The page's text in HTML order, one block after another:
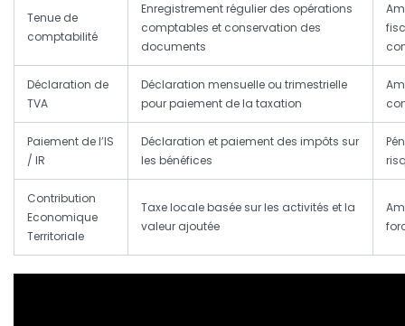
Tenue de
comptabilité
Enregistrement régulier des opérations
comptables et conservation des
documents
Déclaration de
TVA
Déclaration mensuelle ou trimestrielle
pour paiement de la taxation
Paiement de l’IS
/ IR
Déclaration et paiement des impôts sur
les bénéfices
Contribution
Economique
Territoriale
Taxe locale basée sur les activités et la
valeur ajoutée